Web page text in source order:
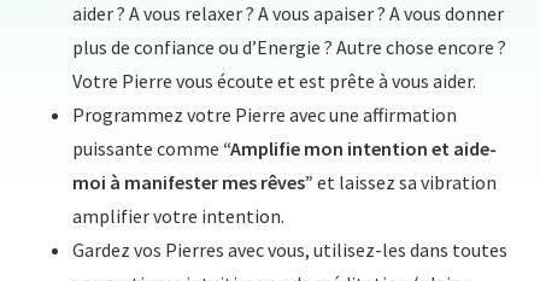
aider ? A vous relaxer ? A vous apaiser ? A vous donner
plus de confiance ou d’Energie ? Autre chose encore ?
Votre Pierre vous écoute et est prête à vous aider.
Programmez votre Pierre avec une affirmation
puissante comme “Amplifie mon intention et aide-
moi à manifester mes rêves” et laissez sa vibration
amplifier votre intention.
Gardez vos Pierres avec vous, utilisez-les dans toutes